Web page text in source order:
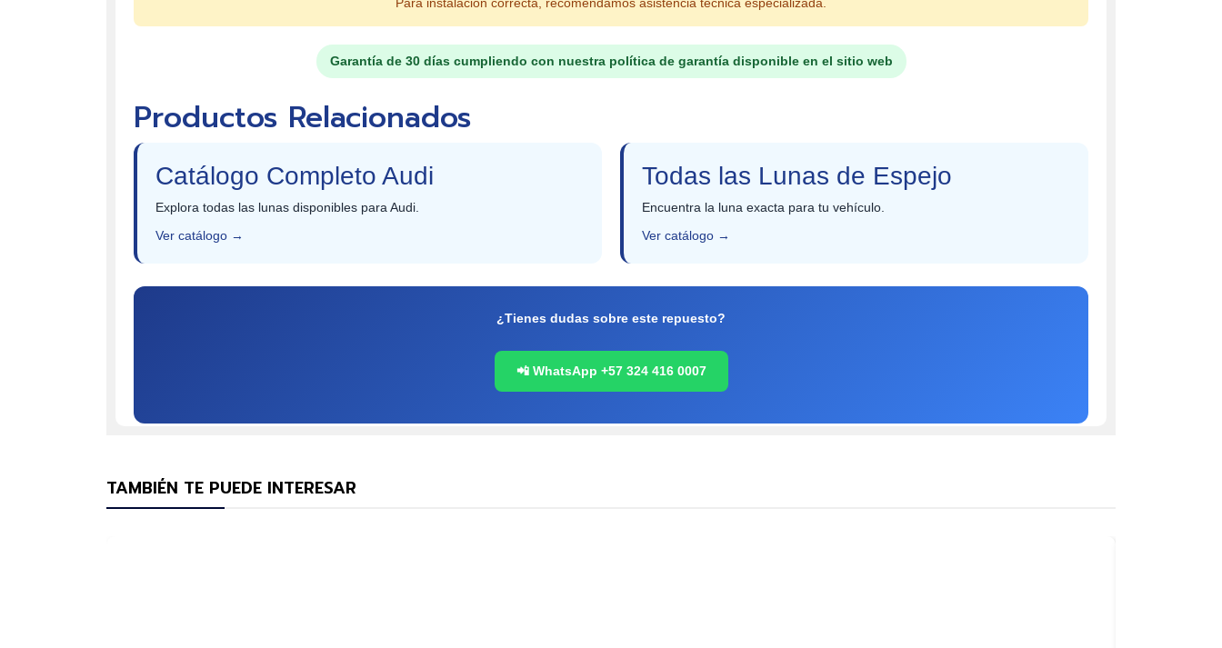
Para instalación correcta, recomendamos asistencia técnica especializada.
Garantía de 30 días cumpliendo con nuestra política de garantía disponible en el sitio web
Productos Relacionados
Catálogo Completo Audi
Explora todas las lunas disponibles para Audi.
Ver catálogo →
Todas las Lunas de Espejo
Encuentra la luna exacta para tu vehículo.
Ver catálogo →
¿Tienes dudas sobre este repuesto?
📲 WhatsApp +57 324 416 0007
TAMBIÉN TE PUEDE INTERESAR